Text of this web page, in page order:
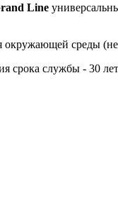
Line
среды
срока службы - 30